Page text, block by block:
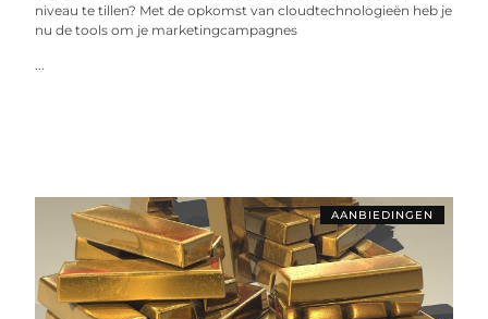
niveau te tillen? Met de opkomst van cloudtechnologieën heb je
nu de tools om je marketingcampagnes
...
AANBIEDINGEN